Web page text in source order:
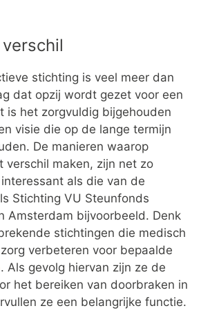
stichting is veel meer dan
dat opzij wordt gezet voor een
is het zorgvuldig bijgehouden
visie die op de lange termijn
De manieren waarop
verschil maken, zijn net zo
als die van de
Stichting VU Steunfonds
Amsterdam bijvoorbeeld. Denk
stichtingen die medisch
verbeteren voor bepaalde
. Als gevolg hiervan zijn ze de
het bereiken van doorbraken in
ze een belangrijke functie.